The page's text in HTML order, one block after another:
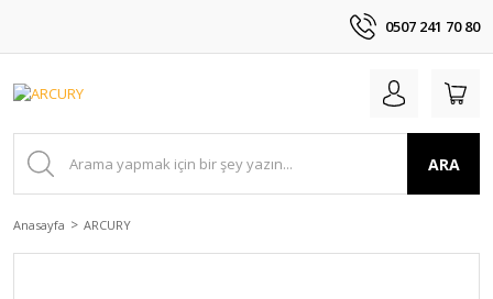
0507 241 70 80
ARA
Anasayfa ARCURY